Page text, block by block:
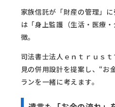
家族信託が「財産の管理」
は「身上監護（生活・医療
徴。
司法書士法人ｅｎｔｒｕｓ
見の併用設計を提案し、“お
ランを一緒に考えます。